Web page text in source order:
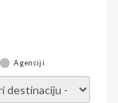
Agenciji
-